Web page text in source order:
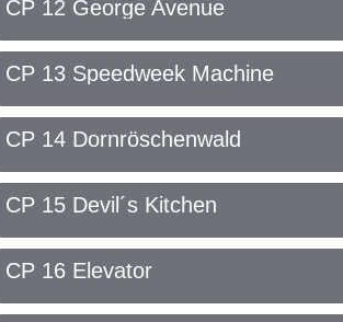
CP 12 George Avenue
CP 13 Speedweek Machine
CP 14 Dornröschenwald
CP 15 Devil´s Kitchen
CP 16 Elevator